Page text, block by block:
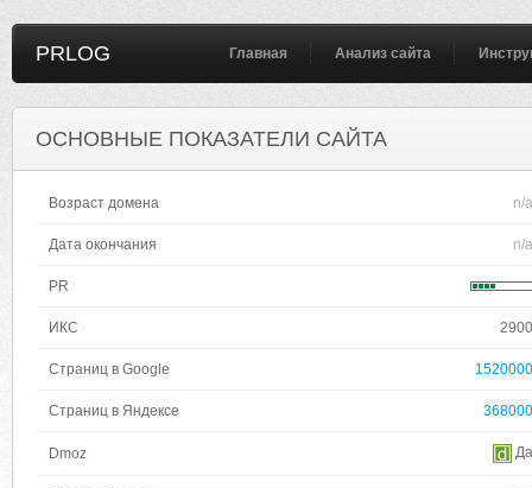
PRLOG Главная Анализ сайта
ОСНОВНЫЕ ПОКАЗАТЕЛИ САЙТА
Возраст домена n/a
Дата окончания n/a
PR
ИКС 2900
Страниц в Google 1520000
Страниц в Яндексе 368000
Dmoz Да